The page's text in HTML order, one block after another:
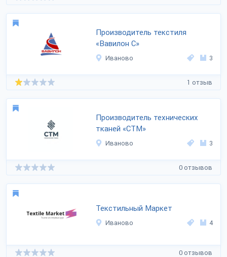
Производитель текстиля
«Вавилон С»
Иваново 3
1 отзыв
Производитель технических
тканей «СТМ»
Иваново 3
0 отзывов
Текстильный Маркет
Иваново 4
0 отзывов